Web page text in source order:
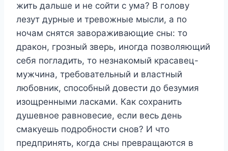
жить дальше и не сойти с ума? В голову
лезут дурные и тревожные мысли, а по
ночам снятся завораживающие сны: то
дракон, грозный зверь, иногда позволяющий
себя погладить, то незнакомый красавец-
мужчина, требовательный и властный
любовник, способный довести до безумия
изощренными ласками. Как сохранить
душевное равновесие, если весь день
смакуешь подробности снов? И что
предпринять, когда сны превращаются в